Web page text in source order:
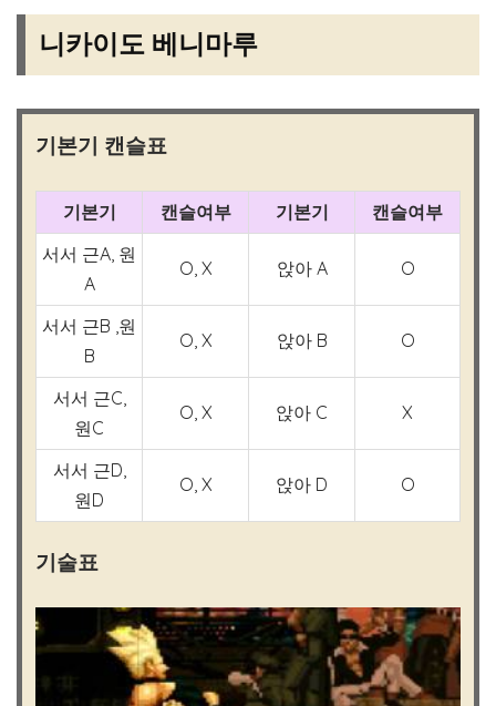
니카이도 베니마루
기본기 캔슬표
기본기 캔슬여부 기본기
캔슬여부
서서 근A, 원
A
O, X 앉아 A O
서서 근B ,원
B
O, X 앉아 B O
서서 근C,
원C
O, X 앉아 C X
서서 근D,
원D
O, X 앉아 D O
기술표